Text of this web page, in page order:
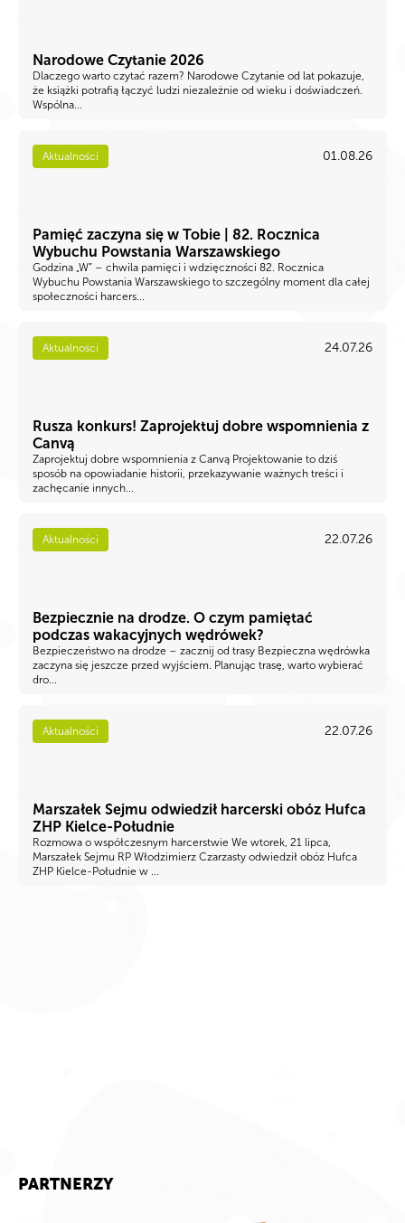
Narodowe Czytanie 2026
Dlaczego warto czytać razem? Narodowe Czytanie od lat pokazuje,
że książki potrafią łączyć ludzi niezależnie od wieku i doświadczeń.
Wspólna...
Aktualności 01.08.26
Pamięć zaczyna się w Tobie | 82. Rocznica
Wybuchu Powstania Warszawskiego
Godzina „W” – chwila pamięci i wdzięczności 82. Rocznica
Wybuchu Powstania Warszawskiego to szczególny moment dla całej
społeczności harcers...
Aktualności 24.07.26
Rusza konkurs! Zaprojektuj dobre wspomnienia z
Canvą
Zaprojektuj dobre wspomnienia z Canvą Projektowanie to dziś
sposób na opowiadanie historii, przekazywanie ważnych treści i
zachęcanie innych...
Aktualności 22.07.26
Bezpiecznie na drodze. O czym pamiętać
podczas wakacyjnych wędrówek?
Bezpieczeństwo na drodze – zacznij od trasy Bezpieczna wędrówka
zaczyna się jeszcze przed wyjściem. Planując trasę, warto wybierać
dro...
Aktualności 22.07.26
Marszałek Sejmu odwiedził harcerski obóz Hufca
ZHP Kielce-Południe
Rozmowa o współczesnym harcerstwie We wtorek, 21 lipca,
Marszałek Sejmu RP Włodzimierz Czarzasty odwiedził obóz Hufca
ZHP Kielce-Południe w ...
PARTNERZY